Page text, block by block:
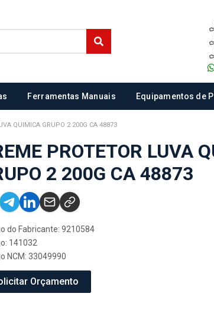
Ferramentas Manuais Equipamentos de
QUIMICA GRUPO 2 200G CA 48873
PROTETOR LUVA
2 200G CA 48873
do Fabricante: 9210584
141032
NCM: 33049990
Orçamento